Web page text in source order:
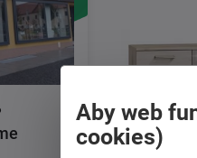
Aby web
cookies)